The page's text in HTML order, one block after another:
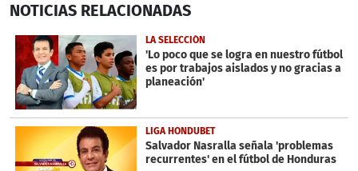
seconds
59
seconds
NOTICIAS RELACIONADAS
LA SELECCIÓN
'Lo poco que se logra en nuestro fútbol
es por trabajos aislados y no gracias a
planeación'
LIGA HONDUBET
Salvador Nasralla señala 'problemas
recurrentes' en el fútbol de Honduras